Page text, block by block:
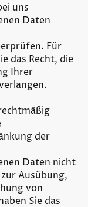
uns
Daten
Für
das Recht, die
Ihrer
der
Daten nicht
Ausübung,
von
Sie das